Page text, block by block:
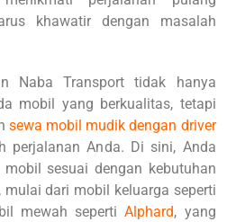
khawatir dengan masalah
Naba Transport tidak hanya
mobil yang berkualitas, tetapi
sewa mobil mudik dengan driver
perjalanan Anda. Di sini, Anda
sesuai dengan kebutuhan
mulai dari mobil keluarga seperti
mewah sepertiAlphard, yang